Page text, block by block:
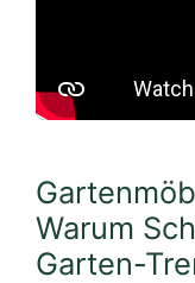
Warum
Garten-